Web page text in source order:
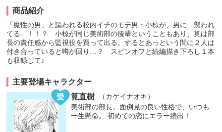
商品紹介
「魔性の男」と謳われる校内イチのモテ男・小椋が、男に…襲われ
てる…！！？ 小椋が同じ美術部の後輩ということもあり、筧は部
長の責任感から監視役を買って出る。するとあっという間に２人は
付き合っていると噂が回り…？ スピンオフと続編描き下ろし１本
も収録して♪
主要登場キャラクター
筧直樹
（カケイナオキ）
美術部の部長。面倒見の良い性格で、いつも
一生懸命。 初めての恋にエラー続出！